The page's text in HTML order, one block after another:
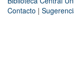
Contacto |